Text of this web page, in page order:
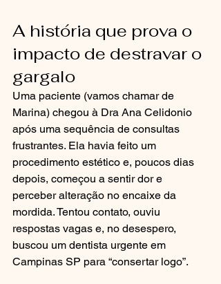
A história que prova o
impacto de destravar o
gargalo
Uma paciente (vamos chamar de
Marina) chegou à Dra Ana Celidonio
após uma sequência de consultas
frustrantes. Ela havia feito um
procedimento estético e, poucos dias
depois, começou a sentir dor e
perceber alteração no encaixe da
mordida. Tentou contato, ouviu
respostas vagas e, no desespero,
buscou um dentista urgente em
Campinas SP para “consertar logo”.